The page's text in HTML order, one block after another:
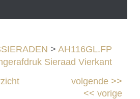
> AH116GL.FP
Sieraad Vierkant
volgende>>
<< vorige